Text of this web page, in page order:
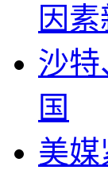
因
沙
国
美